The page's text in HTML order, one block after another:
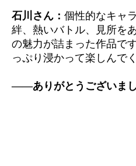
石川さん： 個性的なキャ
絆、熱いバトル、見所を
の魅力が詰まった作品で
っぷり浸かって楽しんで
――ありがとうございまし